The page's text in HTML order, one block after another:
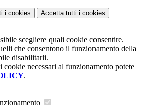
i cookies Accetta tutti i cookies
scegliere quali cookie consentire.
che consentono il funzionamento della
disabilitarli.
cookie necessari al funzionamento potete
.